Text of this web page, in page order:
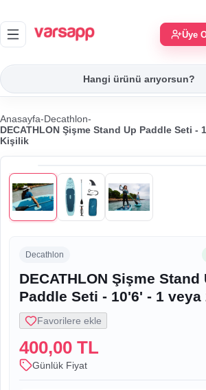
Üye
Anasayfa-Decathlon-
DECATHLON Şişme Stand Up Paddle Seti -
Kişilik
Decathlon
DECATHLON Şişme Stand
Paddle Seti - 10'6' - 1
Favorilere ekle
400,00 TL
Günlük Fiyat